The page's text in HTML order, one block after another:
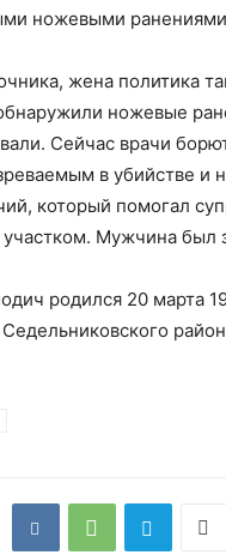
ножевыми
жена политика
ножевые
Сейчас врачи
в убийстве и
который помогал
участком. Мужчина был
родился 20 марта